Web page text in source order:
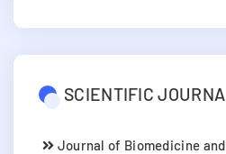
SCIENTIFIC
Journal of Biomedicine